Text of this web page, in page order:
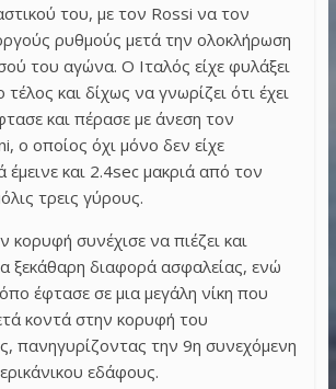
του, με τον Rossi να τον
ρυθμούς μετά την ολοκλήρωση
του αγώνα. Ο Ιταλός είχε φυλάξει
τέλος και δίχως να γνωρίζει ότι έχει
και πέρασε με άνεση τον
ο οποίος όχι μόνο δεν είχε
και 2.4sec μακριά από τον
τρεις γύρους.
συνέχισε να πιέζει και
ξεκάθαρη διαφορά ασφαλείας, ενώ
έφτασε σε μια μεγάλη νίκη που
κοντά στην κορυφή του
πανηγυρίζοντας την 9η συνεχόμενη
εδάφους.